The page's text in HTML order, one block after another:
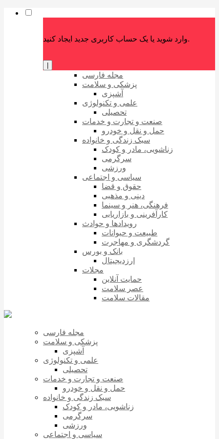
وارد شوید یا یک حساب کاربری جدید ایجاد کنید.
مجله فارسی
پزشکی و سلامت
آشپزی
علمی و تکنولوژی
تحصیلی
صنعت و تجارت و خدمات
حمل و نقل و خودرو
سبک زندگی و خانواده
زناشویی، مادر و کودک
سرگرمی
ورزشی
سیاسی و اجتماعی
حقوق و قضا
دینی و مذهبی
فرهنگی، هنر و سینما
کارآفرینی و بازاریابی
رویدادها و حوادث
طبیعت و حیوانات
گردشگری و مهاجرت
بانک و بورس
ارزدیجیتال
مجلات
حمایت آنلاین
عصر سلامت
مقالات سلامت
مجله فارسی
پزشکی و سلامت
آشپزی
علمی و تکنولوژی
تحصیلی
صنعت و تجارت و خدمات
حمل و نقل و خودرو
سبک زندگی و خانواده
زناشویی، مادر و کودک
سرگرمی
ورزشی
سیاسی و اجتماعی